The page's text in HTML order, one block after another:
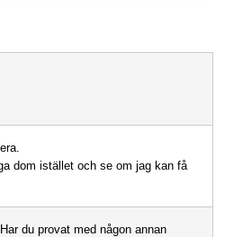
dom istället och se om jag kan få
du provat med någon annan